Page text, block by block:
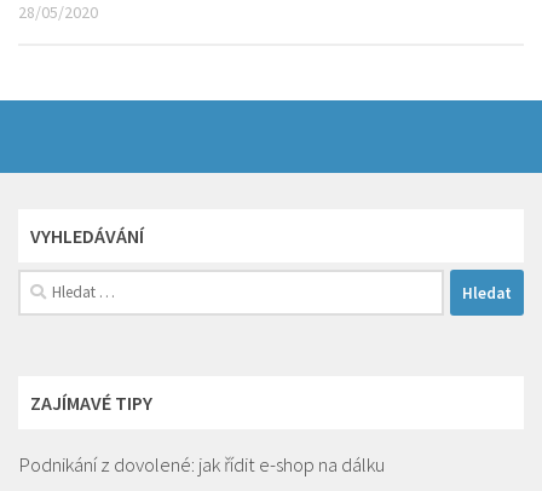
28/05/2020
VYHLEDÁVÁNÍ
Vyhledávání
ZAJÍMAVÉ TIPY
Podnikání z dovolené: jak řídit e-shop na dálku